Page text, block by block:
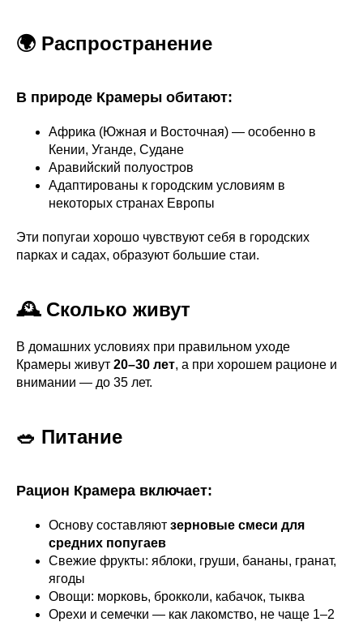
🌍 Распространение
В природе Крамеры обитают:
Африка (Южная и Восточная) — особенно в
Кении, Уганде, Судане
Аравийский полуостров
Адаптированы к городским условиям в
некоторых странах Европы
Эти попугаи хорошо чувствуют себя в городских
парках и садах, образуют большие стаи.
🕰️ Сколько живут
В домашних условиях при правильном уходе
Крамеры живут 20–30 лет, а при хорошем рационе и
внимании — до 35 лет.
🥗 Питание
Рацион Крамера включает:
Основу составляют зерновые смеси для
средних попугаев
Свежие фрукты: яблоки, груши, бананы, гранат,
ягоды
Овощи: морковь, брокколи, кабачок, тыква
Орехи и семечки — как лакомство, не чаще 1–2